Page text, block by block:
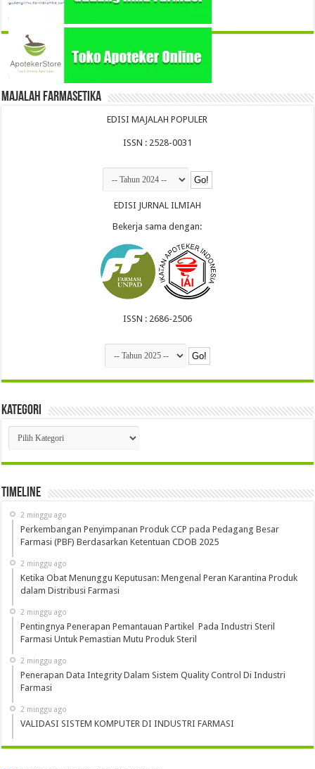
Majalah Farmasetika
EDISI MAJALAH POPULER
ISSN : 2528-0031
EDISI JURNAL ILMIAH
Bekerja sama dengan:
ISSN : 2686-2506
Kategori
Kategori
Timeline
2 minggu ago
Perkembangan Penyimpanan Produk CCP pada Pedagang Besar
Farmasi (PBF) Berdasarkan Ketentuan CDOB 2025
2 minggu ago
Ketika Obat Menunggu Keputusan: Mengenal Peran Karantina Produk
dalam Distribusi Farmasi
2 minggu ago
Pentingnya Penerapan Pemantauan Partikel Pada Industri Steril
Farmasi Untuk Pemastian Mutu Produk Steril
2 minggu ago
Penerapan Data Integrity Dalam Sistem Quality Control Di Industri
Farmasi
2 minggu ago
VALIDASI SISTEM KOMPUTER DI INDUSTRI FARMASI